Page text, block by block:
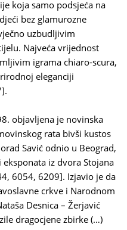
koja samo podsjeća na
bez glamurozne
uzbudljivim
Najveća vrijednost
igrama chiaro-scura,
eleganciji
objavljena je novinska
rata bivši kustos
Savić odnio u Beograd,
iz dvora Stojana
6054, 6209]. Izjavio je da
crkve i Narodnom
Desnica – Žerjavić
dragocjene zbirke (…)